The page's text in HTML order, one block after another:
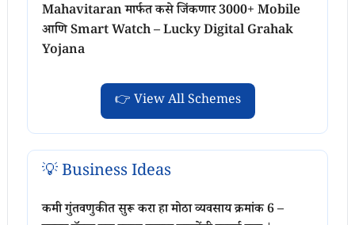
Mahavitaran मार्फत कसे जिंकणार 3000+ Mobile
आणि Smart Watch – Lucky Digital Grahak
Yojana
👉 View All Schemes
💡 Business Ideas
कमी गुंतवणुकीत सुरू करा हा मोठा व्यवसाय क्रमांक 6 –